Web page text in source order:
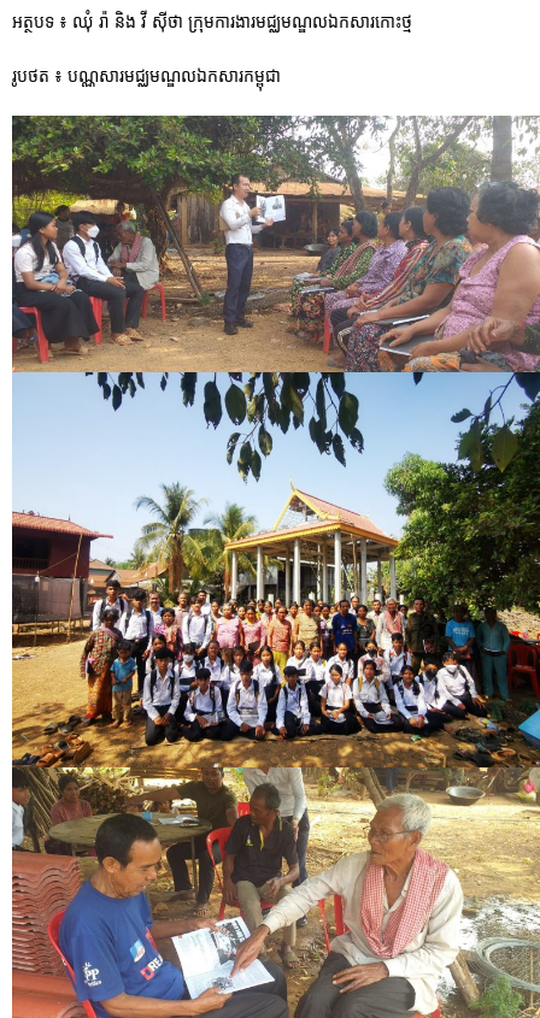
អត្ថបទ ៖ ឈុំ រ៉ា និង វី ស៊ីថា ក្រុមការងារមជ្ឈមណ្ឌលឯកសារកោះថ្ម
រូបថត ៖ បណ្ណសារមជ្ឈមណ្ឌលឯកសារកម្ពុជា